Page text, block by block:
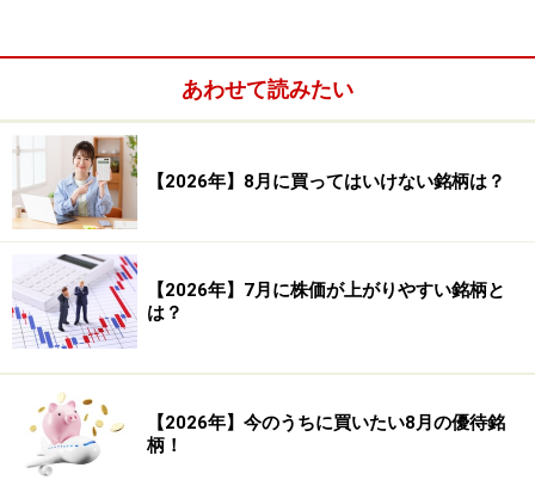
以上のルールで、過去のデータを用いて検証した結果
は、以下の通りです。
あわせて読みたい
【2026年】8月に買ってはいけない銘柄は？
【2026年】7月に株価が上がりやすい銘柄と
は？
【2026年】今のうちに買いたい8月の優待銘
柄！